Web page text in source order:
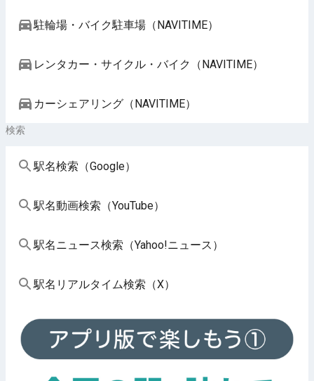
駐輪場・バイク駐車場（NAVITIME）
レンタカー・サイクル・バイク（NAVITIME）
カーシェアリング（NAVITIME）
検索
駅名検索（Google）
駅名動画検索（YouTube）
駅名ニュース検索（Yahoo!ニュース）
駅名リアルタイム検索（X）